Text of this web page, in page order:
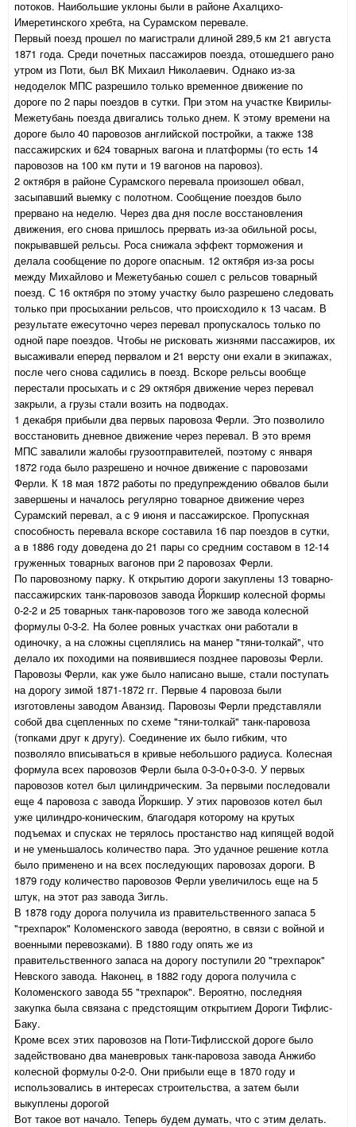
потоков. Наибольшие уклоны были в районе Ахалцихо-
Имеретинского хребта, на Сурамском перевале.
Первый поезд прошел по магистрали длиной 289,5 км 21 августа
1871 года. Среди почетных пассажиров поезда, отошедшего рано
утром из Поти, был ВК Михаил Николаевич. Однако из-за
недоделок МПС разрешило только временное движение по
дороге по 2 пары поездов в сутки. При этом на участке Квирилы-
Межетубань поезда двигались только днем. К этому времени на
дороге было 40 паровозов английской постройки, а также 138
пассажирских и 624 товарных вагона и платформы (то есть 14
паровозов на 100 км пути и 19 вагонов на паровоз).
2 октября в районе Сурамского перевала произошел обвал,
засыпавший выемку с полотном. Сообщение поездов было
прервано на неделю. Через два дня после восстановления
движения, его снова пришлось прервать из-за обильной росы,
покрывавшей рельсы. Роса снижала эффект торможения и
делала сообщение по дороге опасным. 12 октября из-за росы
между Михайлово и Межетубанью сошел с рельсов товарный
поезд. С 16 октября по этому участку было разрешено следовать
только при просыхании рельсов, что происходило к 13 часам. В
результате ежесуточно через перевал пропускалось только по
одной паре поездов. Чтобы не рисковать жизнями пассажиров, их
высаживали еперед первалом и 21 версту они ехали в экипажах,
после чего снова садились в поезд. Вскоре рельсы вообще
перестали просыхать и с 29 октября движение через перевал
закрыли, а грузы стали возить на подводах.
1 декабря прибыли два первых паровоза Ферли. Это позволило
восстановить дневное движение через перевал. В это время
МПС завалили жалобы грузоотправителей, поэтому с января
1872 года было разрешено и ночное движение с паровозами
Ферли. К 18 мая 1872 работы по предупреждению обвалов были
завершены и началось регулярно товарное движение через
Сурамский перевал, а с 9 июня и пассажирское. Пропускная
способность перевала вскоре составила 16 пар поездов в сутки,
а в 1886 году доведена до 21 пары со средним составом в 12-14
груженных товарных вагонов при 2 паровозах Ферли.
По паровозному парку. К открытию дороги закуплены 13 товарно-
пассажирских танк-паровозов завода Йоркшир колесной формы
0-2-2 и 25 товарных танк-паровозов того же завода колесной
формулы 0-3-2. На более ровных участках они работали в
одиночку, а на сложны сцеплялись на манер "тяни-толкай", что
делало их походими на появившиеся позднее паровозы Ферли.
Паровозы Ферли, как уже было написано выше, стали поступать
на дорогу зимой 1871-1872 гг. Первые 4 паровоза были
изготовлены заводом Аванзид. Паровозы Ферли представляли
собой два сцепленных по схеме "тяни-толкай" танк-паровоза
(топками друг к другу). Соединение их было гибким, что
позволяло вписываться в кривые небольшого радиуса. Колесная
формула всех паровозов Ферли была 0-3-0+0-3-0. У первых
паровозов котел был цилиндрическим. За первыми последовали
еще 4 паровоза с завода Йоркшир. У этих паровозов котел был
уже цилиндро-коническим, благодаря которому на крутых
подъемах и спусках не терялось простанство над кипящей водой
и не уменьшалось количество пара. Это удачное решение котла
было применено и на всех последующих паровозах дороги. В
1879 году количество паровозов Ферли увеличилось еще на 5
штук, на этот раз завода Зигль.
В 1878 году дорога получила из правительственного запаса 5
"трехпарок" Коломенского завода (вероятно, в связи с войной и
военными перевозками). В 1880 году опять же из
правительственного запаса на дорогу поступили 20 "трехпарок"
Невского завода. Наконец, в 1882 году дорога получила с
Коломенского завода 55 "трехпарок". Вероятно, последняя
закупка была связана с предстоящим открытием Дороги Тифлис-
Баку.
Кроме всех этих паровозов на Поти-Тифлисской дороге было
задействовано два маневровых танк-паровоза завода Анжибо
колесной формулы 0-2-0. Они прибыли еще в 1870 году и
использовались в интересах строительства, а затем были
выкуплены дорогой
Вот такое вот начало. Теперь будем думать, что с этим делать.